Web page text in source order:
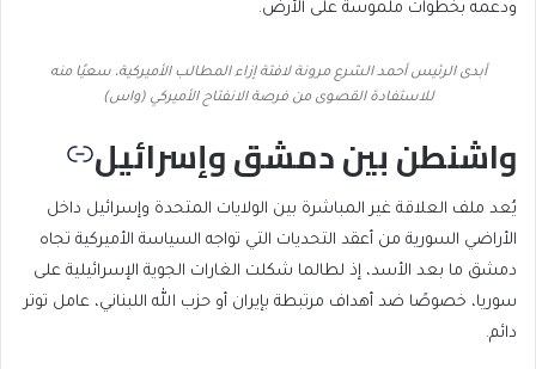
ودعمه بخطوات ملموسة على الأرض.
أبدى الرئيس أحمد الشرع مرونة لافتة إزاء المطالب الأميركية، سعيًا منه
للاستفادة القصوى من فرصة الانفتاح الأميركي (واس)
واشنطن بين دمشق وإسرائيل
يُعد ملف العلاقة غير المباشرة بين الولايات المتحدة وإسرائيل داخل
الأراضي السورية من أعقد التحديات التي تواجه السياسة الأميركية تجاه
دمشق ما بعد الأسد، إذ لطالما شكلت الغارات الجوية الإسرائيلية على
سوريا، خصوصًا ضد أهداف مرتبطة بإيران أو حزب الله اللبناني، عامل توتر
دائم.